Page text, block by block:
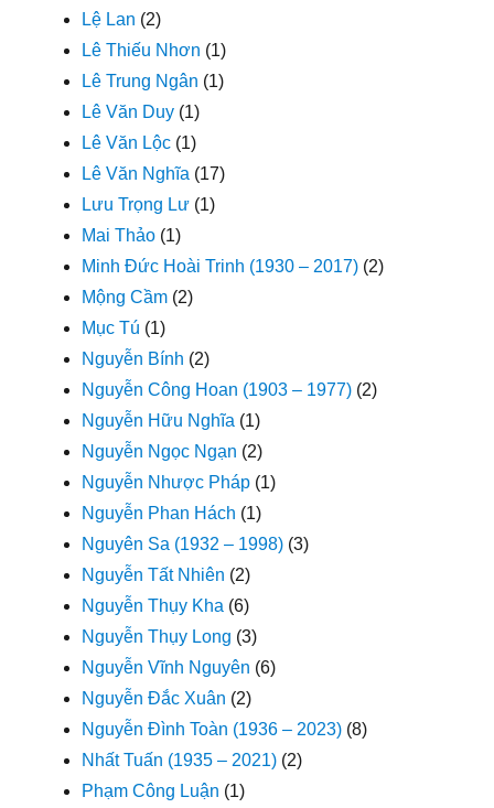
Lệ Lan (2)
Lê Thiếu Nhơn (1)
Lê Trung Ngân (1)
Lê Văn Duy (1)
Lê Văn Lộc (1)
Lê Văn Nghĩa (17)
Lưu Trọng Lư (1)
Mai Thảo (1)
Minh Đức Hoài Trinh (1930 – 2017) (2)
Mộng Cầm (2)
Mục Tú (1)
Nguyễn Bính (2)
Nguyễn Công Hoan (1903 – 1977) (2)
Nguyễn Hữu Nghĩa (1)
Nguyễn Ngọc Ngạn (2)
Nguyễn Nhược Pháp (1)
Nguyễn Phan Hách (1)
Nguyên Sa (1932 – 1998) (3)
Nguyễn Tất Nhiên (2)
Nguyễn Thụy Kha (6)
Nguyễn Thụy Long (3)
Nguyễn Vĩnh Nguyên (6)
Nguyễn Đắc Xuân (2)
Nguyễn Đình Toàn (1936 – 2023) (8)
Nhất Tuấn (1935 – 2021) (2)
Phạm Công Luận (1)